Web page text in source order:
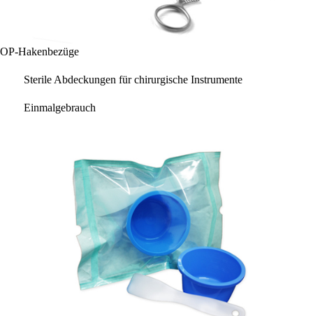
OP-Hakenbezüge
Sterile Abdeckungen für chirurgische Instrumente
Einmalgebrauch